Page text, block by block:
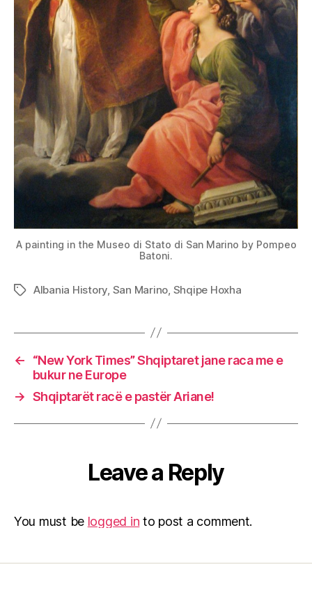
A painting in the Museo di Stato di San Marino by Pompeo
Batoni.
TagsAlbania History, San Marino, Shqipe Hoxha
←
“New York Times” Shqiptaret jane raca me e
bukur ne Europe
→ Shqiptarët racë e pastër Ariane!
Leave a Reply
You must be logged in to post a comment.